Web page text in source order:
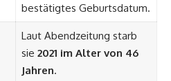
bestätigtes Geburtsdatum.
Laut Abendzeitung starb
sie 2021 im Alter von 46
Jahren.